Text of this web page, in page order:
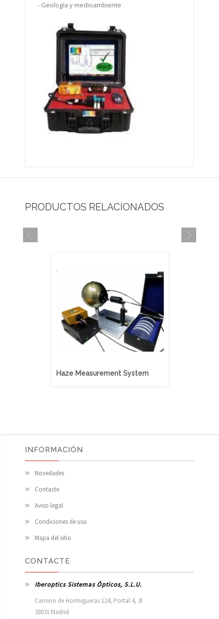
- Geología y medioambiente
PRODUCTOS RELACIONADOS
Haze Measurement System
INFORMACIÓN
Novedades
Contacte
Aviso legal
Condiciones de uso
Mapa del sitio
CONTACTE
Iberoptics Sistemas Ópticos, S.L.U.
Camino de Hormigueras 124, Portal 4, 3I
28031 Madrid